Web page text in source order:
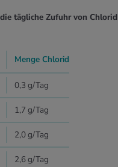
tägliche Zufuhr von Chlorid
Menge Chlorid
0,3 g/Tag
1,7 g/Tag
2,0 g/Tag
2,6 g/Tag